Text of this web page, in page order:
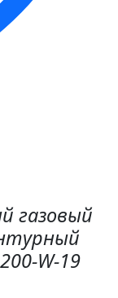
газовый
W-19